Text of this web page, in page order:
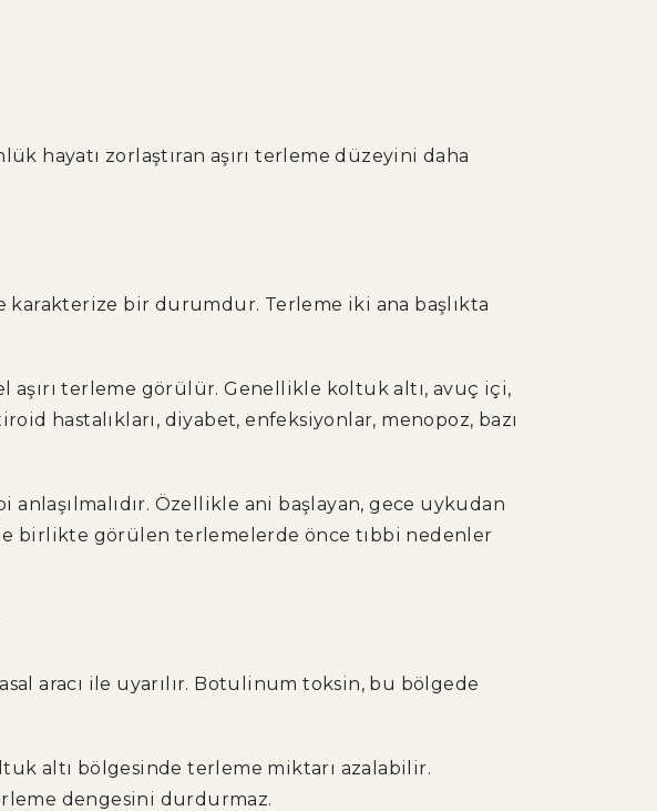
hayatı zorlaştıran aşırı terleme düzeyini daha
bir durumdur. Terleme iki ana başlıkta
terleme görülür. Genellikle koltuk altı, avuç içi,
hastalıkları, diyabet, enfeksiyonlar, menopoz, bazı
Özellikle ani başlayan, gece uykudan
birlikte görülen terlemelerde önce tıbbi nedenler
aracı ile uyarılır. Botulinum toksin, bu bölgede
altı bölgesinde terleme miktarı azalabilir.
dengesini durdurmaz.